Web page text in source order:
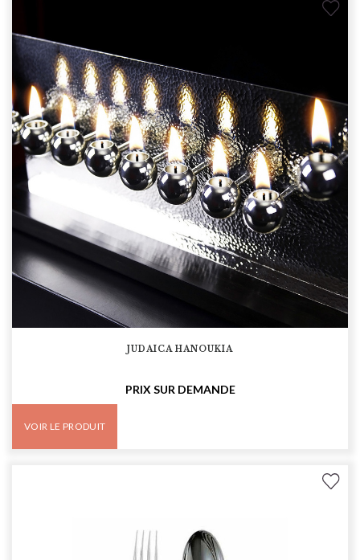
JUDAÏCA HANOUKÏA
PRIX SUR DEMANDE
VOIR LE PRODUIT